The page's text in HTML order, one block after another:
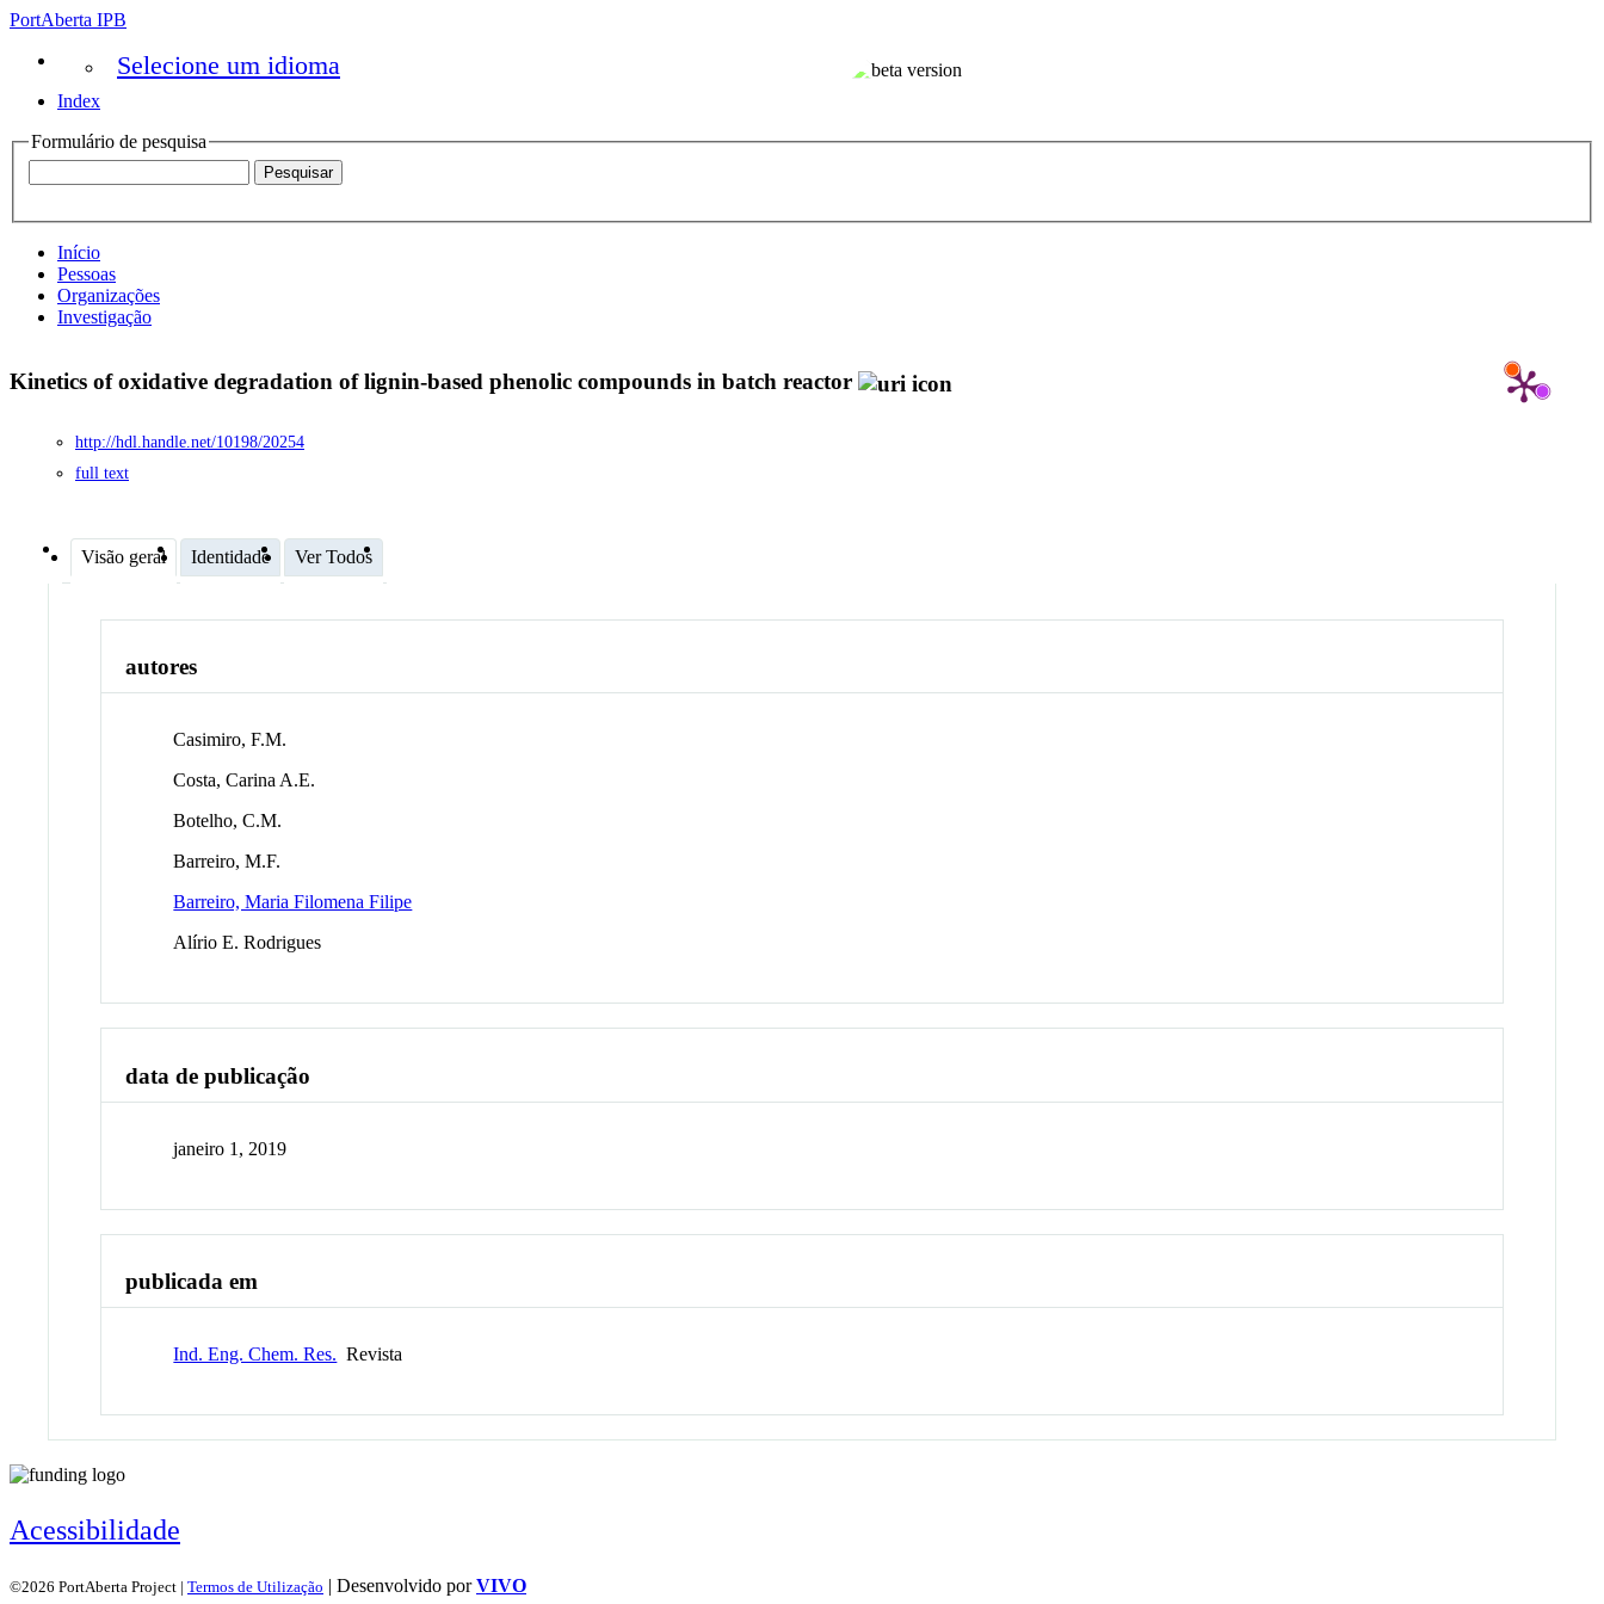
PortAberta IPB
Selecione um idioma
Index
Formulário de pesquisa
Início
Pessoas
Organizações
Investigação
Kinetics of oxidative degradation of lignin-based phenolic compounds in batch reactor
http://hdl.handle.net/10198/20254
full text
Visão geral Identidade Ver Todos
autores
Casimiro, F.M.
Costa, Carina A.E.
Botelho, C.M.
Barreiro, M.F.
Barreiro, Maria Filomena Filipe
Alírio E. Rodrigues
data de publicação
janeiro 1, 2019
publicada em
Ind. Eng. Chem. Res. Revista
Acessibilidade
©2026 PortAberta Project | Termos de Utilização | Desenvolvido porVIVO